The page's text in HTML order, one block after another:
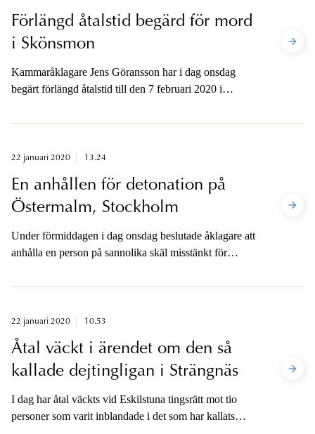
Förlängd åtalstid begärd för mord
i Skönsmon
Kammaråklagare Jens Göransson har i dag onsdag
begärt förlängd åtalstid till den 7 februari 2020 i
mord i Skönsmon, Sundsvall, den 6–7 november 2019.
22 januari 2020 13.24
En anhållen för detonation på
Östermalm, Stockholm
Under förmiddagen i dag onsdag beslutade åklagare att
anhålla en person på sannolika skäl misstänkt för
januari 2020 på Gyllenstiernsgatan 4 i Stockholm.
22 januari 2020 10.53
Åtal väckt i ärendet om den så
kallade dejtingligan i Strängnäs
I dag har åtal väckts vid Eskilstuna tingsrätt mot tio
personer som varit inblandade i det som har kallats